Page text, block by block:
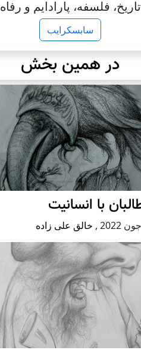
تاریخ، فلسفه، پارادایم و رفاه
سابسکرایب
در همین بخش
با انسانیت
, خالق علی زاده